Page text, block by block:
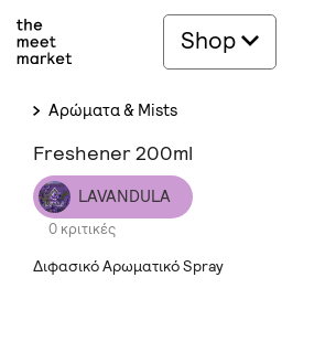
Shop
Αρώματα & Mists
Freshener 200ml
LAVANDULA
0 κριτικές
Διφασικό Αρωματικό Spray